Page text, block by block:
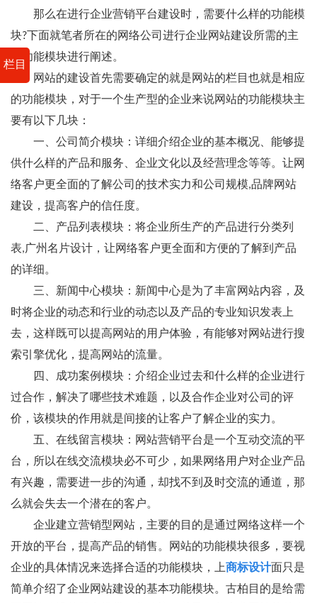
栏目
那么在进行企业营销平台建设时，需要什么样的功能模
块?下面就笔者所在的网络公司进行企业网站建设所需的主
要功能模块进行阐述。
网站的建设首先需要确定的就是网站的栏目也就是相应
的功能模块，对于一个生产型的企业来说网站的功能模块主
要有以下几块：
一、公司简介模块：详细介绍企业的基本概况、能够提
供什么样的产品和服务、企业文化以及经营理念等等。让网
络客户更全面的了解公司的技术实力和公司规模,品牌网站
建设，提高客户的信任度。
二、产品列表模块：将企业所生产的产品进行分类列
表,广州名片设计，让网络客户更全面和方便的了解到产品
的详细。
三、新闻中心模块：新闻中心是为了丰富网站内容，及
时将企业的动态和行业的动态以及产品的专业知识发表上
去，这样既可以提高网站的用户体验，有能够对网站进行搜
索引擎优化，提高网站的流量。
四、成功案例模块：介绍企业过去和什么样的企业进行
过合作，解决了哪些技术难题，以及合作企业对公司的评
价，该模块的作用就是间接的让客户了解企业的实力。
五、在线留言模块：网站营销平台是一个互动交流的平
台，所以在线交流模块必不可少，如果网络用户对企业产品
有兴趣，需要进一步的沟通，却找不到及时交流的通道，那
么就会失去一个潜在的客户。
企业建立营销型网站，主要的目的是通过网络这样一个
开放的平台，提高产品的销售。网站的功能模块很多，要视
企业的具体情况来选择合适的功能模块，上商标设计面只是
简单介绍了企业网站建设的基本功能模块。古柏目的是给需